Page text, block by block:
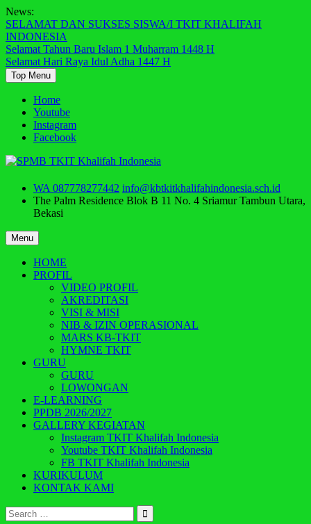
Skip
to
content
News:
SELAMAT DAN SUKSES SISWA/I TKIT KHALIFAH
INDONESIA
Selamat Tahun Baru Islam 1 Muharram 1448 H
Selamat Hari Raya Idul Adha 1447 H
Top Menu
Home
Youtube
Instagram
Facebook
WA 087778277442 info@kbtkitkhalifahindonesia.sch.id
The Palm Residence Blok B 11 No. 4 Sriamur Tambun Utara,
Bekasi
Menu
HOME
PROFIL
VIDEO PROFIL
AKREDITASI
VISI & MISI
NIB & IZIN OPERASIONAL
MARS KB-TKIT
HYMNE TKIT
GURU
GURU
LOWONGAN
E-LEARNING
PPDB 2026/2027
GALLERY KEGIATAN
Instagram TKIT Khalifah Indonesia
Youtube TKIT Khalifah Indonesia
FB TKIT Khalifah Indonesia
KURIKULUM
KONTAK KAMI
Search